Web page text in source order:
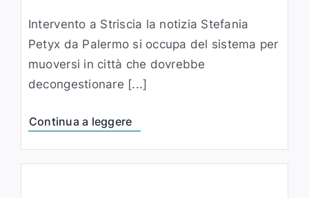
Intervento a Striscia la notizia Stefania
Petyx da Palermo si occupa del sistema per
muoversi in città che dovrebbe
decongestionare [...]
Continua a leggere